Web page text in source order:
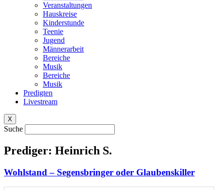
Veranstaltungen
Hauskreise
Kinderstunde
Teenie
Jugend
Männerarbeit
Bereiche
Musik
Bereiche
Musik
Predigten
Livestream
X
Suche
Prediger: Heinrich S.
Wohlstand – Segensbringer oder Glaubenskiller